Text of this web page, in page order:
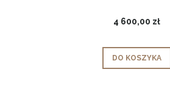
4 600,00 zł
DO KOSZYKA